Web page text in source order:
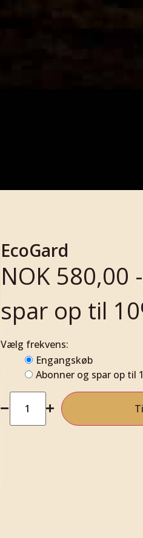
EcoGard
NOK580,00
spar op til
Vælg frekvens:
Engangskøb
Abonner og spar op til